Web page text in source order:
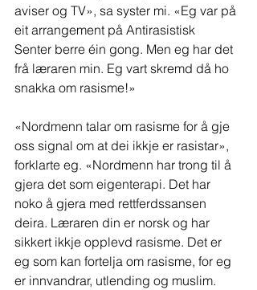
aviser og TV», sa syster mi. «Eg var på
eit arrangement på Antirasistisk
Senter berre éin gong. Men eg har det
frå læraren min. Eg vart skremd då ho
snakka om rasisme!»
«Nordmenn talar om rasisme for å gje
oss signal om at dei ikkje er rasistar»,
forklarte eg. «Nordmenn har trong til å
gjera det som eigenterapi. Det har
noko å gjera med rettferdssansen
deira. Læraren din er norsk og har
sikkert ikkje opplevd rasisme. Det er
eg som kan fortelja om rasisme, for eg
er innvandrar, utlending og muslim.